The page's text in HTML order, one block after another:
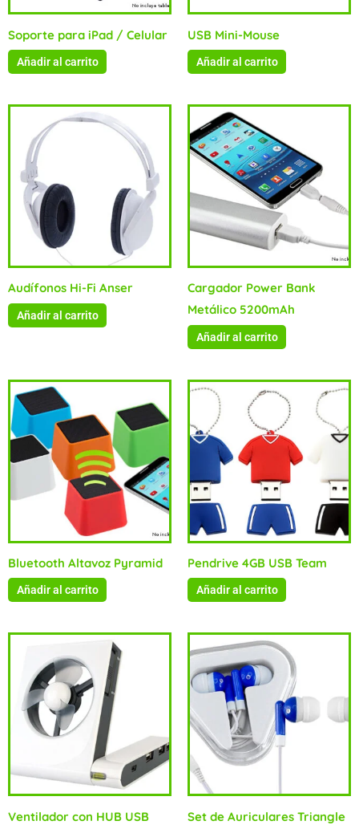
Soporte para iPad / Celular
Añadir al carrito
USB Mini-Mouse
Añadir al carrito
Audífonos Hi-Fi Anser
Añadir al carrito
Cargador Power Bank
Metálico 5200mAh
Añadir al carrito
Bluetooth Altavoz Pyramid
Añadir al carrito
Pendrive 4GB USB Team
Añadir al carrito
Ventilador con HUB USB Set de Auriculares Triangle